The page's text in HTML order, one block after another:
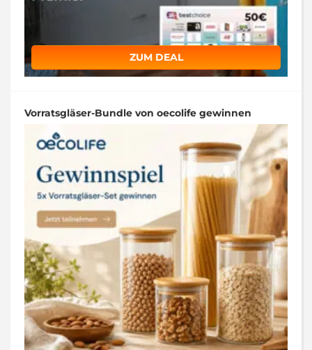
ZUM DEAL
Vorratsgläser-Bundle von oecolife gewinnen